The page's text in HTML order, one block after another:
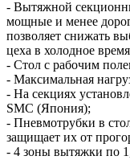
- Вытяжной
мощные и менее
позволяет снижать
цеха в холодное
- Стол с рабочим
- Максимальная
- На секциях
SMC (Япония);
- Пневмотрубки в
защищает их от
- 4 зоны вытяжки по